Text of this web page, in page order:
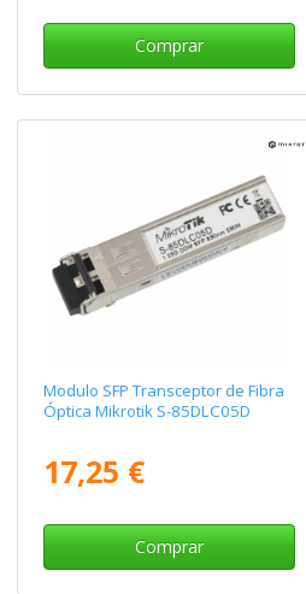
Comprar
Modulo SFP Transceptor de Fibra
Óptica Mikrotik S-85DLC05D
17,25 €
Comprar